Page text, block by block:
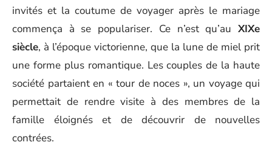
invités et la coutume de voyager après le mariage
commença à se populariser. Ce n’est qu’au XIXe
siècle, à l’époque victorienne, que la lune de miel prit
une forme plus romantique. Les couples de la haute
société partaient en « tour de noces », un voyage qui
permettait de rendre visite à des membres de la
famille éloignés et de découvrir de nouvelles
contrées.